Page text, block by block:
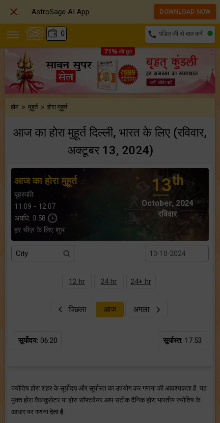
0 call पंडित जी से बात करें
होम » मुहूर्त » होरा मुहूर्त
आज का होरा मुहूर्त दिल्ली, भारत के लिए (रविवार,
अक्टूबर 13, 2024)
आज का होरा मुहूर्त
बृहस्पति
11:09 - 12:07
अवधि: 0:58
हर चीज़ के लिए शुभ
13th
October, 2024
रविवार
12 hr 24 hr 24+ hr
पिछला आज अगला
सूर्योदय: 06:20 सूर्यास्त: 17.53
ज्योतिष होरा शहर के सूर्योदय और सूर्यास्त का उपयोग कर गणना की आवश्यकता है. यह
मुक्त होरा कैलकुलेटर या होरा सॉफ्टवेयर आप सटीक दैनिक होरा भारतीय ज्योतिष के
आधार पर गणना देता है.
 AstroSage AI App DOWNLOAD NOW